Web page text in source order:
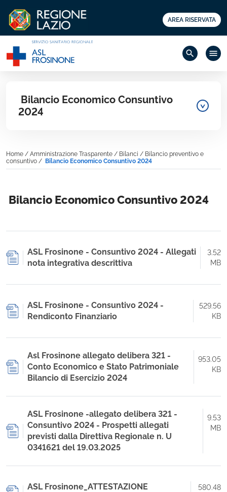
AREA RISERVATA
search menu
Bilancio Economico Consuntivo
2024
Home / Amministrazione Trasparente / Bilanci / Bilancio preventivo e
consuntivo / Bilancio Economico Consuntivo 2024
Bilancio Economico Consuntivo 2024
ASL Frosinone - Consuntivo 2024 - Allegati
nota integrativa descrittiva
3.52
MB
ASL Frosinone - Consuntivo 2024 -
Rendiconto Finanziario
529.56
KB
Asl Frosinone allegato delibera 321 -
Conto Economico e Stato Patrimoniale
Bilancio di Esercizio 2024
953.05
KB
ASL Frosinone -allegato delibera 321 -
Consuntivo 2024 - Prospetti allegati
previsti dalla Direttiva Regionale n. U
0341621 del 19.03.2025
9.53
MB
ASL Frosinone_ATTESTAZIONE
580.48